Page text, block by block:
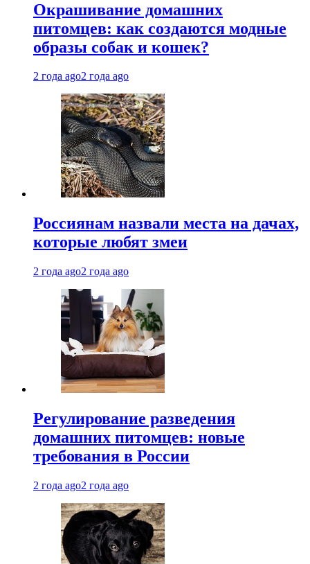
Окрашивание домашних
питомцев: как создаются модные
образы собак и кошек?
2 года ago2 года ago
Россиянам назвали места на дачах,
которые любят змеи
2 года ago2 года ago
Регулирование разведения
домашних питомцев: новые
требования в России
2 года ago2 года ago